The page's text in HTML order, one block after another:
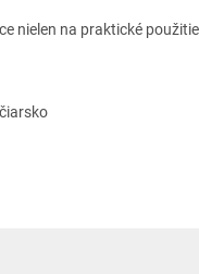
nielen na praktické